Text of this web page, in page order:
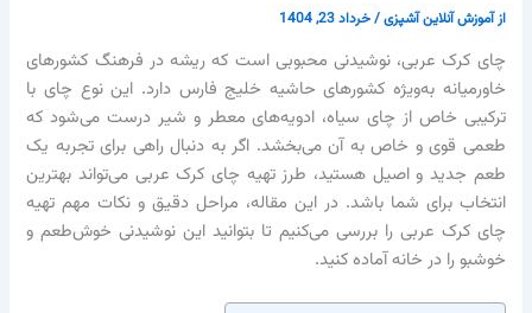
ازآموزش آنلاین آشپزی/خرداد 23, 1404
چای کرک عربی، نوشیدنی محبوبی است که ریشه در فرهنگ کشورهای
خاورمیانه به‌ویژه کشورهای حاشیه خلیج فارس دارد. این نوع چای با
ترکیبی خاص از چای سیاه، ادویه‌های معطر و شیر درست می‌شود که
طعمی قوی و خاص به آن می‌بخشد. اگر به دنبال راهی برای تجربه یک
طعم جدید و اصیل هستید، طرز تهیه چای کرک عربی می‌تواند بهترین
انتخاب برای شما باشد. در این مقاله، مراحل دقیق و نکات مهم تهیه
چای کرک عربی را بررسی می‌کنیم تا بتوانید این نوشیدنی خوش‌طعم و
خوشبو را در خانه آماده کنید.